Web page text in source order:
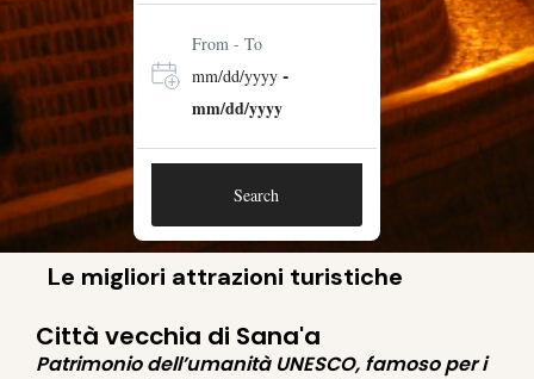
From - To
mm/dd/yyyy -
mm/dd/yyyy
Search
Le migliori attrazioni turistiche
Città vecchia di Sana'a
Patrimonio dell’umanità UNESCO, famoso per i